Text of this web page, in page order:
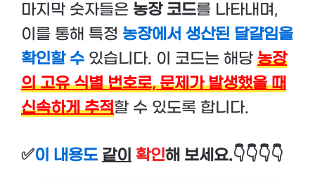
마지막 숫자들은 농장 코드를 나타내며,
이를 통해 특정 농장에서 생산된 달걀임을
확인할 수 있습니다. 이 코드는 해당 농장
의 고유 식별 번호로, 문제가 발생했을 때
신속하게 추적할 수 있도록 합니다.
✅이 내용도 같이 확인해 보세요.👇👇👇👇